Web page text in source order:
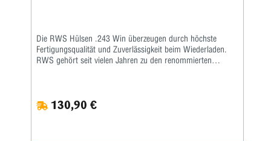
Die RWS Hülsen .243 Win überzeugen durch höchste
Fertigungsqualität und Zuverlässigkeit beim Wiederladen.
RWS gehört seit vielen Jahren zu den renommierten
Sportschützen schätzen die gleichmäßige Materialstruktur
und die exakte Maßhaltigkeit dieser Messinghülsen.
130,90 €